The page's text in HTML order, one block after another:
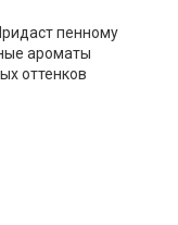
пенному
ароматы
оттенков